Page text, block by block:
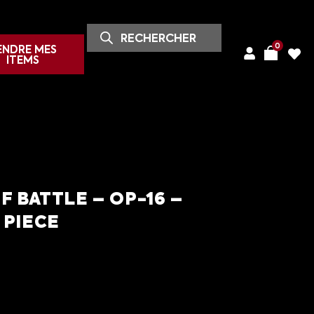
MES
ITEMS
0
BATTLE – OP-16 –